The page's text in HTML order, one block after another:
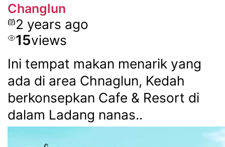
Changlun
2 years ago
15views
Ini tempat makan menarik yang
ada di area Chnaglun, Kedah
berkonsepkan Cafe & Resort di
dalam Ladang nanas..